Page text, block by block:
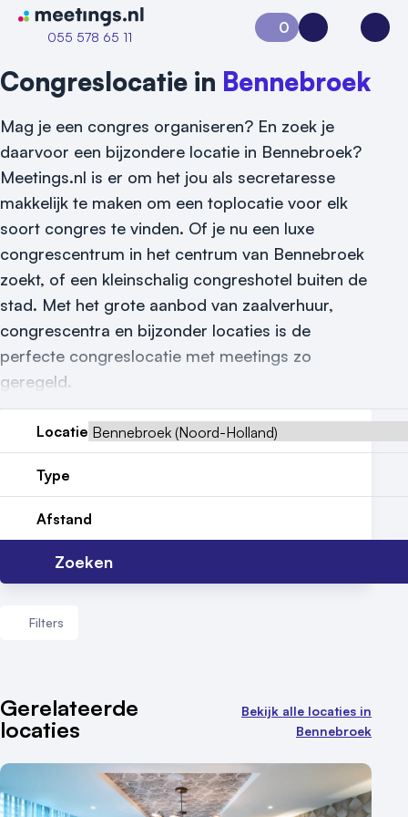
Naar home van Meetings
055 578 65 11
Locatiegids
Meld locatie aan
Nieuws
Reviews (5⭐️)
0
Aanvraag 0Inloggen
Congreslocatie in Bennebroek
Mag je een congres organiseren? En zoek je
daarvoor een bijzondere locatie in Bennebroek?
Meetings.nl is er om het jou als secretaresse
makkelijk te maken om een toplocatie voor elk
soort congres te vinden. Of je nu een luxe
congrescentrum in het centrum van Bennebroek
zoekt, of een kleinschalig congreshotel buiten de
stad. Met het grote aanbod van zaalverhuur,
congrescentra en bijzonder locaties is de
perfecte congreslocatie met meetings zo
geregeld.
Locatie
Type
Afstand
Zoeken
Filters
Aantal zalen
1 - 5 zalen
10 of meer zalen
Aantal personen
Gerelateerde
locaties
Bekijk alle locaties in
Bennebroek